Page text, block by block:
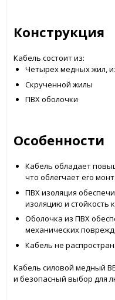
Конструкция
Кабель состоит из:
Четырех медных жил,
Скрученной жилы
ПВХ оболочки
Особенности
Кабель обладает
что облегчает его
ПВХ изоляция
изоляцию и стойкость
Оболочка из ПВХ
механических
Кабель не
Кабель силовой медный
и безопасный выбор для